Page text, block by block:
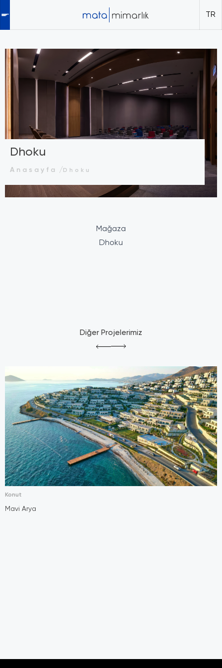
TR
Dhoku
Anasayfa Dhoku
Mağaza
Dhoku
Diğer Projelerimiz
Konut
Mavi Arya